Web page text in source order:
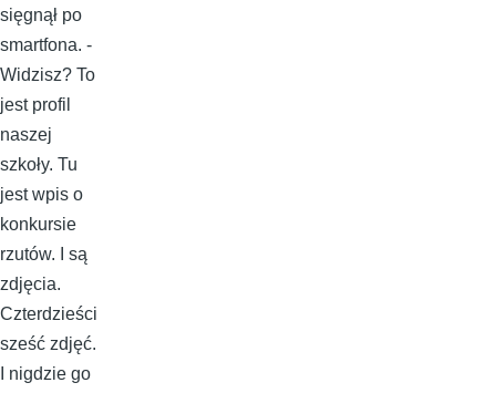
sięgnął po
smartfona. -
Widzisz? To
jest profil
naszej
szkoły. Tu
jest wpis o
konkursie
rzutów. I są
zdjęcia.
Czterdzieści
sześć zdjęć.
I nigdzie go